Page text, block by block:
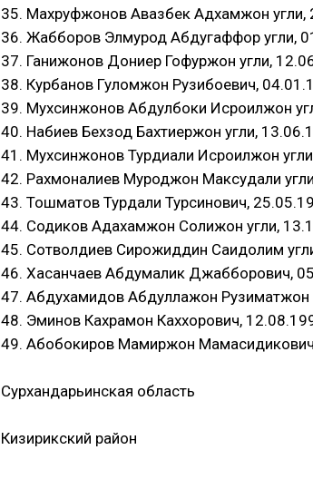
35. Махруфжонов Авазбек Адхамжон угли,
36. Жабборов Элмурод Абдугаффор угли,
37. Ганижонов Дониер Гофуржон угли,
38. Курбанов Гуломжон Рузибоевич,
39. Мухсинжонов Абдулбоки Исроилжон
40. Набиев Бехзод Бахтиержон угли,
41. Мухсинжонов Турдиали Исроилжон
42. Рахмоналиев Муроджон Максудали
43. Тошматов Турдали Турсинович,
44. Содиков Адахамжон Солижон угли,
45. Сотволдиев Сирожиддин Саидолим
46. Хасанчаев Абдумалик Джабборович,
47. Абдухамидов Абдуллажон Рузиматжон
48. Эминов Кахрамон Каххорович,
49. Абобокиров Мамиржон
Сурхандарьинская область
Кизирикский район